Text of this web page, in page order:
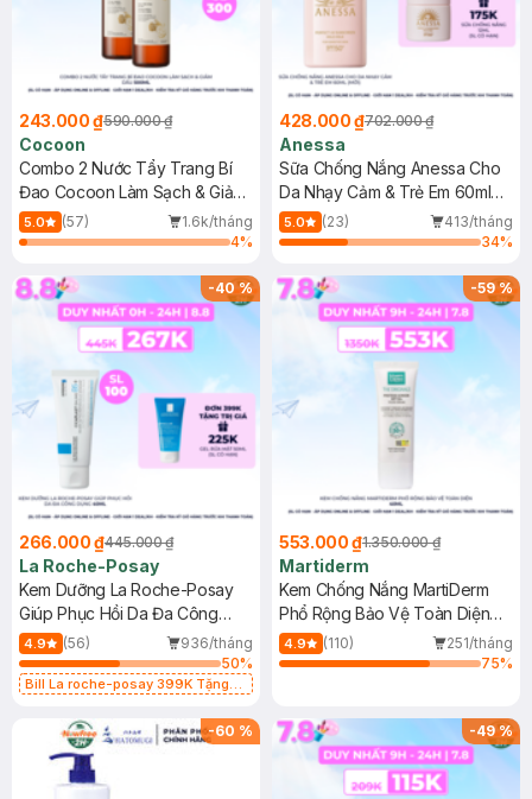
243.000 ₫590.000 ₫
Cocoon
Combo 2 Nước Tẩy Trang Bí
Đao Cocoon Làm Sạch & Giảm
Dầu 500ml
5.0 (57)
1.6k/tháng
4%
428.000 ₫702.000 ₫
Anessa
Sữa Chống Nắng Anessa Cho
Da Nhạy Cảm & Trẻ Em 60ml
(Mới)
5.0 (23)
413/tháng
34%
-40%
266.000 ₫445.000 ₫
La Roche-Posay
Kem Dưỡng La Roche-Posay
Giúp Phục Hồi Da Đa Công
Dụng 40ml
4.9 (56)
936/tháng
50%
Bill La roche-posay 399K Tặng
(SL có hạn)
-59%
553.000 ₫1.350.000 ₫
Martiderm
Kem Chống Nắng MartiDerm
Phổ Rộng Bảo Vệ Toàn Diện
40ml
4.9 (110)
251/tháng
75%
-60 % -49%